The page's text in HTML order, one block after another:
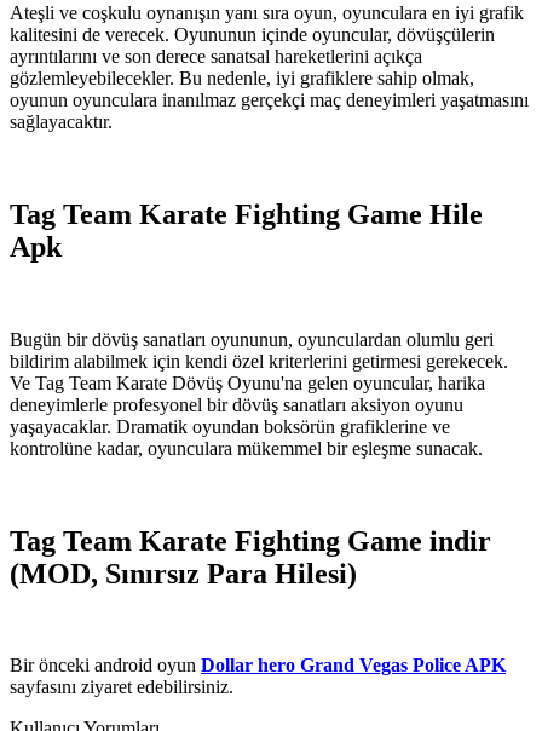
Ateşli ve coşkulu oynanışın yanı sıra oyun, oyunculara en iyi grafik
kalitesini de verecek. Oyununun içinde oyuncular, dövüşçülerin
ayrıntılarını ve son derece sanatsal hareketlerini açıkça
gözlemleyebilecekler. Bu nedenle, iyi grafiklere sahip olmak,
oyunun oyunculara inanılmaz gerçekçi maç deneyimleri yaşatmasını
sağlayacaktır.
Tag Team Karate Fighting Game Hile
Apk
Bugün bir dövüş sanatları oyununun, oyunculardan olumlu geri
bildirim alabilmek için kendi özel kriterlerini getirmesi gerekecek.
Ve Tag Team Karate Dövüş Oyunu'na gelen oyuncular, harika
deneyimlerle profesyonel bir dövüş sanatları aksiyon oyunu
yaşayacaklar. Dramatik oyundan boksörün grafiklerine ve
kontrolüne kadar, oyunculara mükemmel bir eşleşme sunacak.
Tag Team Karate Fighting Game indir
(MOD, Sınırsız Para Hilesi)
Bir önceki android oyun Dollar hero Grand Vegas Police APK
sayfasını ziyaret edebilirsiniz.